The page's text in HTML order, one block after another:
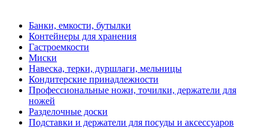
Банки, емкости, бутылки
Контейнеры для хранения
Гастроемкости
Миски
Навеска, терки, дуршлаги, мельницы
Кондитерские принадлежности
Профессиональные ножи, точилки, держатели для
ножей
Разделочные доски
Подставки и держатели для посуды и аксессуаров